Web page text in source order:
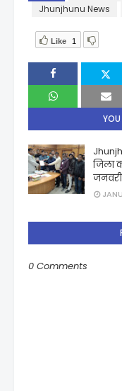
Jhunjhunu News
Like 1
YOU
जिला
0 Comments